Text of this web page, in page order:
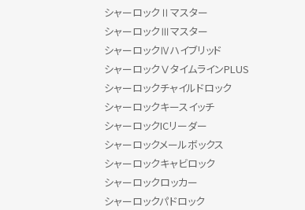
シャーロックⅡマスター
シャーロックⅢマスター
シャーロックⅣハイブリッド
シャーロックⅤタイムラインPLUS
シャーロックチャイルドロック
シャーロックキースイッチ
シャーロックICリーダー
シャーロックメールボックス
シャーロックキャビロック
シャーロックロッカー
シャーロックパドロック